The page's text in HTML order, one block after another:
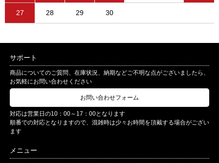
27 28 29 30
サポート
商品についてのご質問、在庫状況、納期などご不明な点がございましたら、
お気軽にお問い合わせください
お問い合わせフォーム
対応は営業日の10：00～17：00となります
順番での対応となりますので、混雑時は少々お時間を頂戴する場合がござい
ます